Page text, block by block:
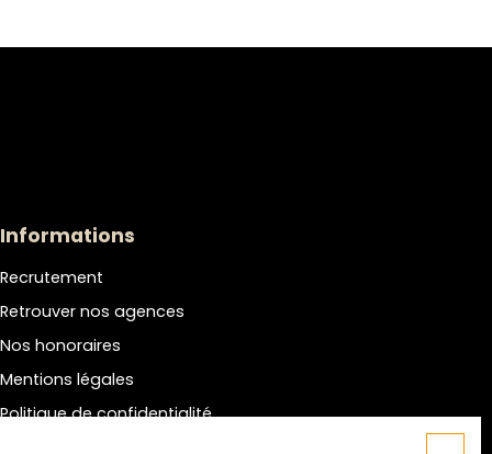
Informations
Recrutement
Retrouver nos agences
Nos honoraires
Mentions légales
Politique de confidentialité